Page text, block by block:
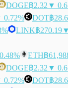
DOGE฿2.32 ▼
0.72% DOT฿
LINK฿270.19
ETH฿
DOGE฿2.32 ▼
0.72% DOT฿